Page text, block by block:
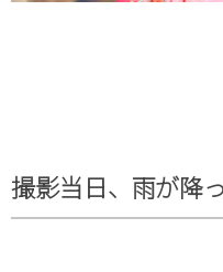
撮影当日、雨が降